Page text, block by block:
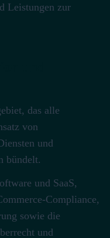
Leistungen zur
das alle
von
und
bündelt.
und SaaS,
Compliance,
sowie die
und